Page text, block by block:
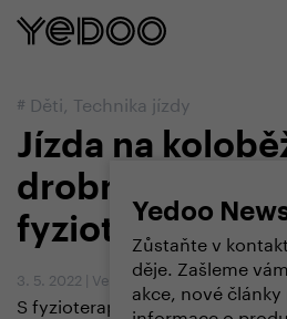
Yedoo
Zůstaňte v
děje. Zašleme
akce, nové
# Děti, Technika jízdy
Jízda na
drobnohledem
3. 5. 2022 | Vendula Kosíková
S fyzioterapeutkou Editou